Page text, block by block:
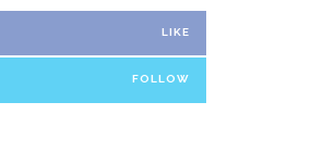
LIKE
FOLLOW